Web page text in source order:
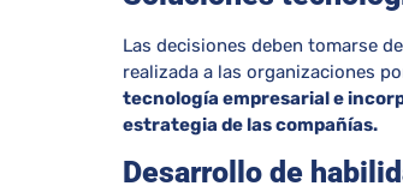
Las decisiones deben tomarse
realizada a las organizaciones
tecnología empresarial e
estrategia de las compañías.
Desarrollo de